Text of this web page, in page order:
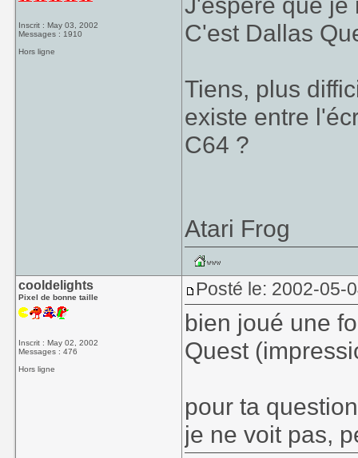
Inscrit : May 03, 2002
Messages : 1910
Hors ligne
C'est Dallas
Tiens, plus
existe entre
C64 ?
Atari Frog
cooldelights
Pixel de bonne taille
Inscrit : May 02, 2002
Messages : 476
Hors ligne
Posté le: 2002-05-
bien joué une
Quest
pour ta
je ne voit pas,